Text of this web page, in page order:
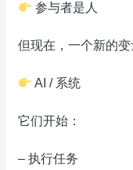
参与者是人
但现在，一个新的变
AI / 系统
它们开始：
– 执行任务